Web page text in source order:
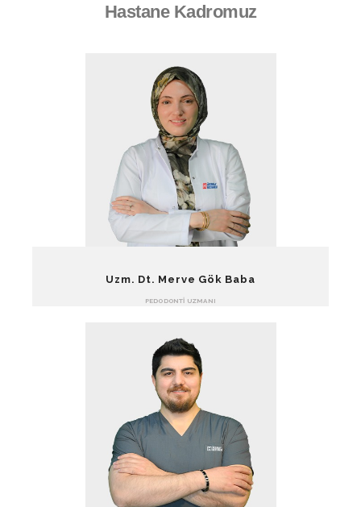
Hastane Kadromuz
Uzm. Dt. Merve Gök Baba
PEDODONTI UZMANI